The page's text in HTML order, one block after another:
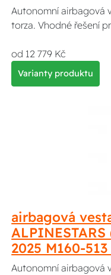
Autonomní airbagová
torza. Vhodné řešení
od 12 779 Kč
Varianty produktu
airbagová
2025 M160-
Autonomní airbagová